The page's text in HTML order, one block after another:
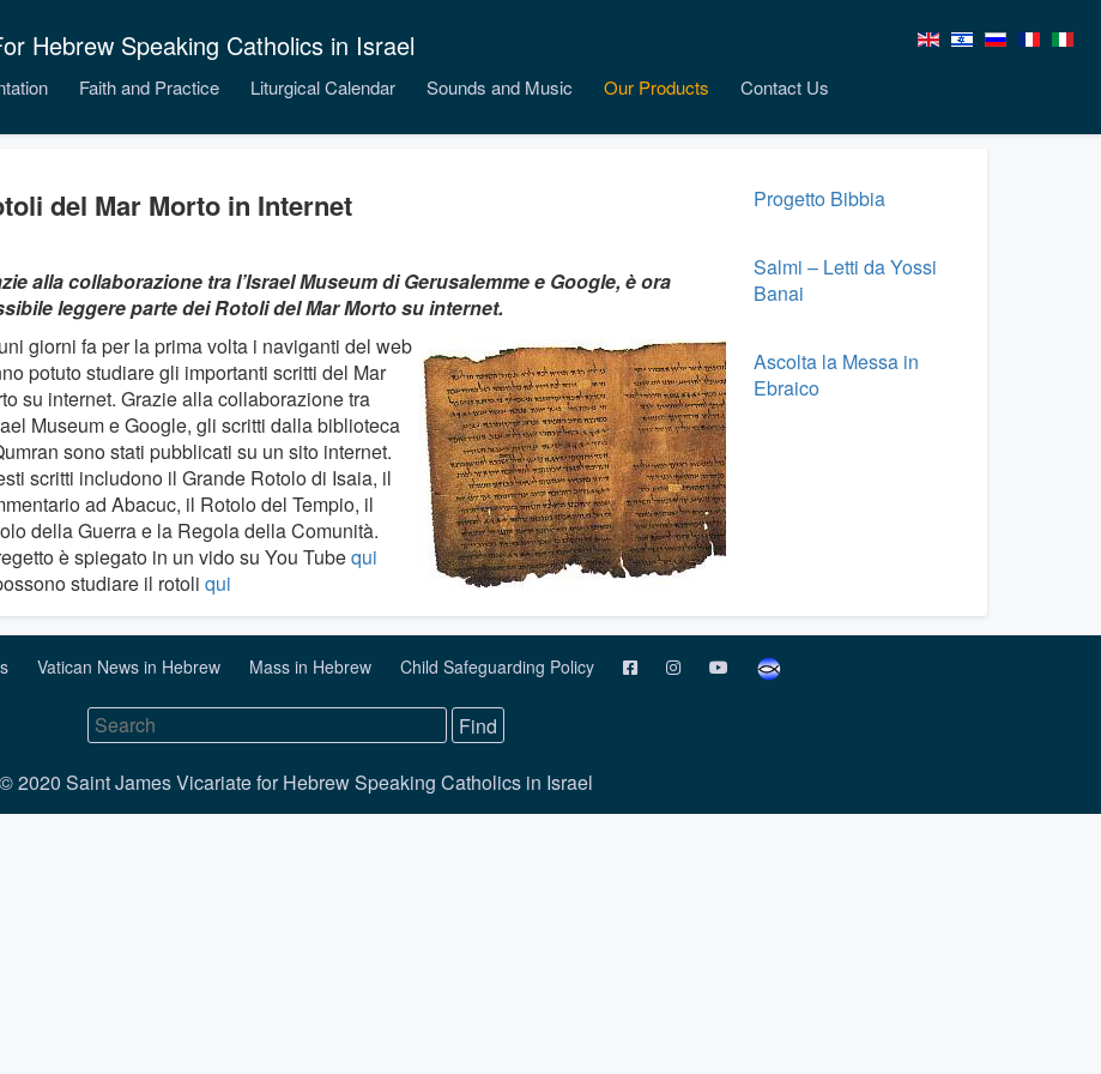
Hebrew Speaking Catholics in Israel
Faith and Practice Liturgical Calendar Sounds and Music Our Products Contact Us
del Mar Morto in Internet
alla collaborazione tra l’Israel Museum di Gerusalemme e Google, è ora
leggere parte dei Rotoli del Mar Morto su internet.
giorni fa per la prima volta i naviganti del web
potuto studiare gli importanti scritti del Mar
su internet. Grazie alla collaborazione tra
Museum e Google, gli scritti dalla biblioteca
sono stati pubblicati su un sito internet.
scritti includono il Grande Rotolo di Isaia, il
ad Abacuc, il Rotolo del Tempio, il
della Guerra e la Regola della Comunità.
è spiegato in un vido su You Tubequi
studiare il rotoli qui
Progetto Bibbia
Salmi – Letti da Yossi
Banai
Ascolta la Messa in
Ebraico
Vatican News in Hebrew Mass in Hebrew Child Safeguarding Policy
© 2020 Saint James Vicariate for Hebrew Speaking Catholics in Israel